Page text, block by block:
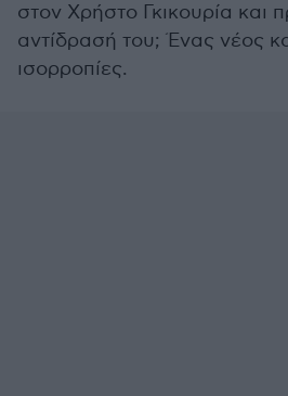
στον Χρήστο Γκικουρία και
αντίδρασή του; Ένας νέος
ισορροπίες.